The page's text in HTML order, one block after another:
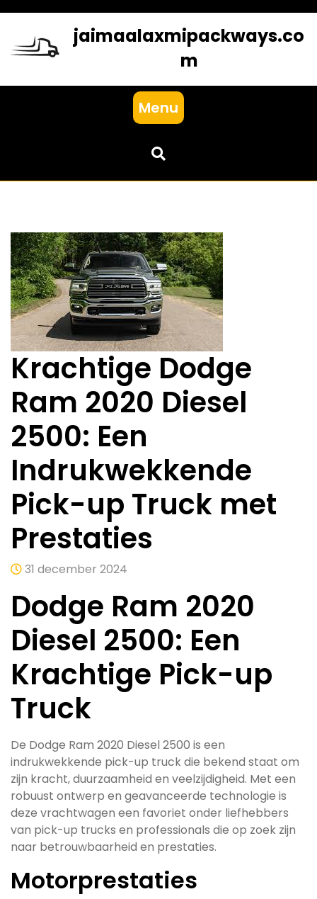
content
jaimaalaxmipackways.co
m
Menu
Krachtige Dodge
Ram 2020 Diesel
2500: Een
Indrukwekkende
Pick-up Truck met
Prestaties
31 december 2024
Dodge Ram 2020
Diesel 2500: Een
Krachtige Pick-up
Truck
De Dodge Ram 2020 Diesel 2500 is een
indrukwekkende pick-up truck die bekend staat om
zijn kracht, duurzaamheid en veelzijdigheid. Met een
robuust ontwerp en geavanceerde technologie is
deze vrachtwagen een favoriet onder liefhebbers
van pick-up trucks en professionals die op zoek zijn
naar betrouwbaarheid en prestaties.
Motorprestaties